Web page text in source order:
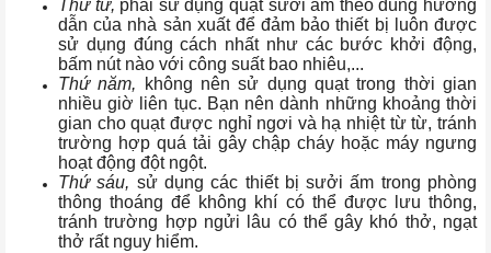
Thứ tư, phải sử dụng quạt sưởi ấm theo đúng hướng
dẫn của nhà sản xuất để đảm bảo thiết bị luôn được
sử dụng đúng cách nhất như các bước khởi động,
bấm nút nào với công suất bao nhiêu,...
Thứ năm, không nên sử dụng quạt trong thời gian
nhiều giờ liên tục. Bạn nên dành những khoảng thời
gian cho quạt được nghỉ ngơi và hạ nhiệt từ từ, tránh
trường hợp quá tải gây chập cháy hoặc máy ngưng
hoạt động đột ngột.
Thứ sáu, sử dụng các thiết bị sưởi ấm trong phòng
thông thoáng để không khí có thể được lưu thông,
tránh trường hợp ngửi lâu có thể gây khó thở, ngạt
thở rất nguy hiểm.